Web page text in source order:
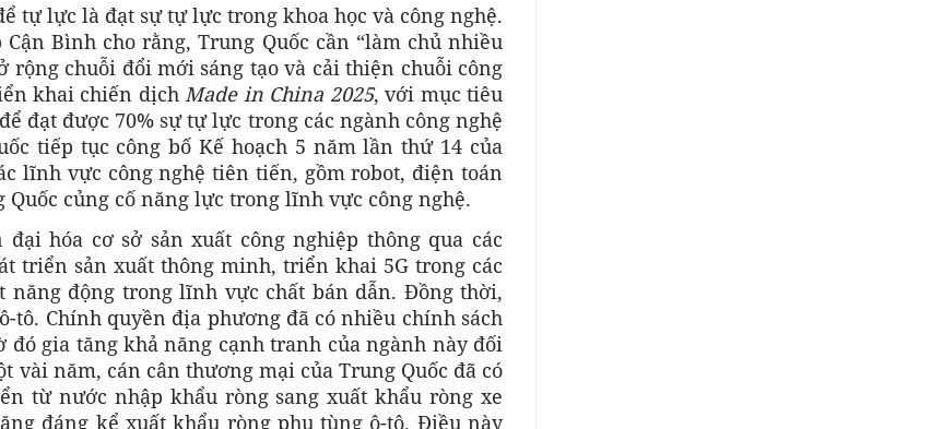
tự lực là đạt sự tự lực trong khoa học và công nghệ.
Bình cho rằng, Trung Quốc cần “làm chủ nhiều
rộng chuỗi đổi mới sáng tạo và cải thiện chuỗi công
khai chiến dịchMade in China 2025, với mục tiêu
đạt được 70% sự tự lực trong các ngành công nghệ
tiếp tục công bố Kế hoạch 5 năm lần thứ 14 của
lĩnh vực công nghệ tiên tiến, gồm robot, điện toán
củng cố năng lực trong lĩnh vực công nghệ.
hóa cơ sở sản xuất công nghiệp thông qua các
triển sản xuất thông minh, triển khai 5G trong các
năng động trong lĩnh vực chất bán dẫn. Đồng thời,
Chính quyền địa phương đã có nhiều chính sách
gia tăng khả năng cạnh tranh của ngành này đối
vài năm, cán cân thương mại của Trung Quốc đã có
từ nước nhập khẩu ròng sang xuất khẩu ròng xe
đáng kể xuất khẩu ròng phụ tùng ô-tô. Điều này